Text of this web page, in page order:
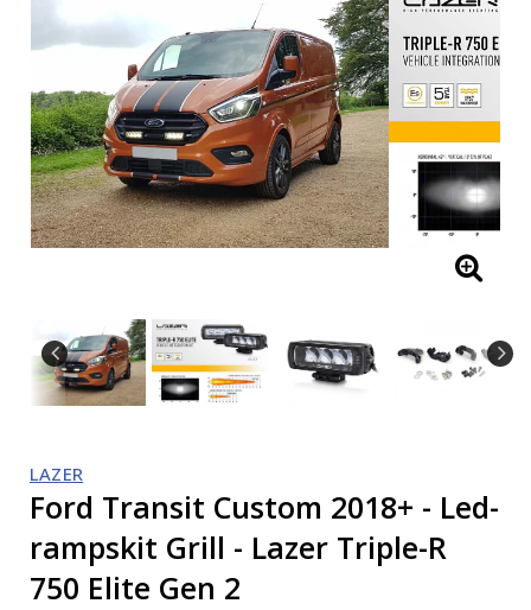
LAZER
Ford Transit Custom 2018+ - Led-
rampskit Grill - Lazer Triple-R
750 Elite Gen 2